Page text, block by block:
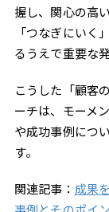
握し、関心の高
「つなぎにいく
るうえで重要な
こうした「顧客
ーチは、モーメ
や成功事例につ
す。
関連記事： 成果